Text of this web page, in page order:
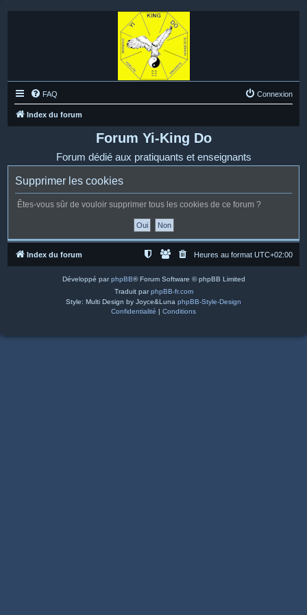
FAQ Connexion
Index du forum
Forum Yi-King Do
Forum dédié aux pratiquants et enseignants
Supprimer les cookies
Êtes-vous sûr de vouloir supprimer tous les cookies de ce forum ?
Index du forum Heures au format UTC+02:00
Développé parphpBB® Forum Software © phpBB Limited
Traduit parphpBB-fr.com
Style: Multi Design by Joyce&Luna phpBB-Style-Design
Confidentialité | Conditions